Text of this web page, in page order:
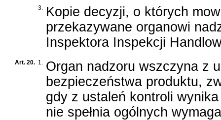
3.
Kopie decyzji, o których
przekazywane organowi
Inspektora Inspekcji
Art. 20. 1.
Organ nadzoru wszczyna z
bezpieczeństwa produktu,
gdy z ustaleń kontroli
nie spełnia ogólnych